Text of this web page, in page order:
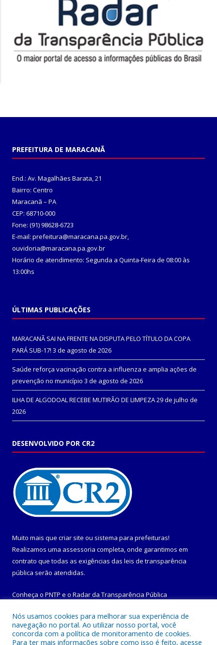
PREFEITURA DE MARACANÃ
End.: Av. Magalhães Barata, 21
Bairro: Centro
Maracanã – PA
CEP: 68710-000
Fone: (91) 98628-6723
E-mail: prefeitura@maracana.pa.gov.br,
ouvidoria@maracana.pa.gov.br
Horário de atendimento: Segunda a Quinta-Feira de 08:00 às
13:00hs
ÚLTIMAS PUBLICAÇÕES
MARACANÃ SAI NA FRENTE NA DISPUTA PELO TÍTULO DA COPA
PARÁ SUB-17! 3 de agosto de 2026
Saúde reforça vacinação contra a influenza e amplia ações de
prevenção no município 3 de agosto de 2026
ILHA DE ALGODOAL RECEBE MUTIRÃO DE LIMPEZA29 de julho de
2026
DESENVOLVIDO POR CR2
Muito mais que criar site ou sistema para prefeituras!
Realizamos uma assessoria completa, onde garantimos em
contrato que todas as exigências das leis de transparência
pública serão atendidas.
Conheça o PNTP e o Radar da Transparência Pública
Nós usamos cookies para melhorar sua experiência de
navegação no portal. Ao utilizar nosso portal, você
concorda com a política de monitoramento de cookies.
Para ter mais informações sobre como isso é feito, acesse